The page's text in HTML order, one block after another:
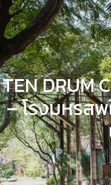
VISIT
MAKE
CLUB’S CHOICE
SOLO
ABOUT US
TEN DRUM
– โรงมหรส